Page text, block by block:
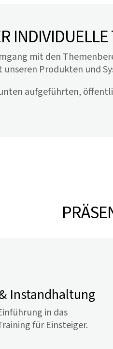
mit den
Produkten und
aufgeführten,
Instandhaltung
in das
für Einsteiger.